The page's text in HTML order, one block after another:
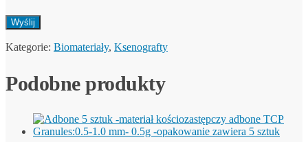
Kategorie: Biomateriały, Ksenografty
Podobne produkty